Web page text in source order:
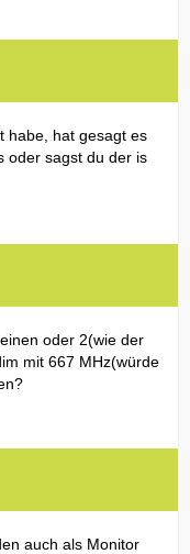
habe, hat gesagt es
oder sagst du der is
oder 2(wie der
mit 667 MHz(würde
auch als Monitor